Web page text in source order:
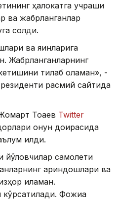
ҳалокатга учраши
ва жабрланганлар
солди.
ва яқинларига
Жабрланганларнинг
тилаб қоламан», -
расмий сайтида
Тоқаев Twitter
қонун доирасида
қилди.
йўловчилар самолети
қариндошлари ва
қиламан.
кўрсатилади. Фожиа